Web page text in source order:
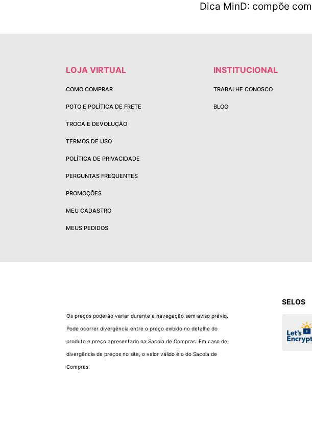
Dica MinD: compõe
LOJA VIRTUAL
COMO COMPRAR
PGTO E POLÍTICA DE FRETE
TROCA E DEVOLUÇÃO
TERMOS DE USO
POLÍTICA DE PRIVACIDADE
PERGUNTAS FREQUENTES
PROMOÇÕES
MEU CADASTRO
MEUS PEDIDOS
INSTITUCIONAL
TRABALHE CONOSCO
BLOG
Os preços poderão variar durante a navegação sem aviso prévio.
Pode ocorrer divergência entre o preço exibido no detalhe do
produto e preço apresentado na Sacola de Compras. Em caso de
divergência de preços no site, o valor válido é o do Sacola de
Compras.
SELOS